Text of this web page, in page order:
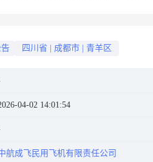
四川省 成都市 青羊区
04-02 14:01:54
航成飞民用飞机有限责任公司